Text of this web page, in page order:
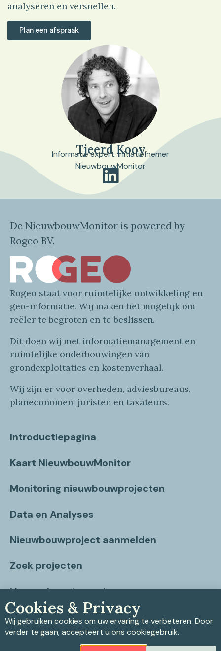
analyseren en versnellen.
Plan een afspraak
Tjeerd Kooy
Informatie expert. Initiatiefnemer
NieuwbouwMonitor
De NieuwbouwMonitor is powered by
Rogeo BV.
Rogeo staat voor ruimtelijke ontwikkeling en
geo-informatie. Wij maken het mogelijk om
reëler te begroten en te beslissen.
Dit doen wij met informatiemanagement en
ruimtelijke onderbouwingen van
grondexploitaties en kostenverhaal.
Wij zijn er voor overheden, adviesbureaus,
planeconomen, juristen en taxateurs.
Introductiepagina
Kaart NieuwbouwMonitor
Monitoring nieuwbouwprojecten
Data en Analyses
Nieuwbouwproject aanmelden
Zoek projecten
Vragen beantwoord
Contact
Cookies & Privacy
Wij gebruiken cookies om uw ervaring te verbeteren. Door
verder te gaan, accepteert u ons cookiegebruik.